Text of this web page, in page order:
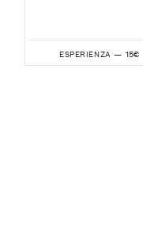
ESPERIENZA — 15€